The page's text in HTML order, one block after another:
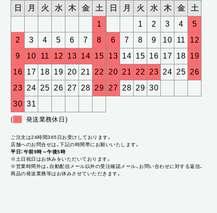
日 月 火 水 木 金
土
1
2
3 4 5 6 7
8
9
10 11 12 13 14 15
16 17 18 19 20 21
22
23 24 25 26 27 28 29
30 31
日 月 火 水 木 金
土
1
2 3 4
5
6
7 8 9 10 11
12
13 14 15 16 17 18 19
20 21 22 23 24 25 26
27 28 29 30
( 発送業務休日)
ご注文は24時間365日お受けしております。
店舗へのお問合せは、下記の時間帯にお願いいたします。
平日：午前9時～午後5時
※土日祝日はお休みをいただいております。
※営業時間外は、自動配信メール以外の受注確認メール、お問い合わせに対する返信、
商品の発送業務等はお休みさせていただきます。